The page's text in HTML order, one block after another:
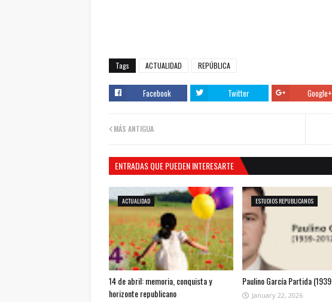
Tags ACTUALIDAD REPÚBLICA
Facebook Twitter Google+
MÁS ANTIGUA
ENTRADAS QUE PUEDEN INTERESARTE
ACTUALIDAD
14 de abril: memoria, conquista y
horizonte republicano
ESTUDIOS REPUBLICANOS
Paulino García Partida
January 22, 2026